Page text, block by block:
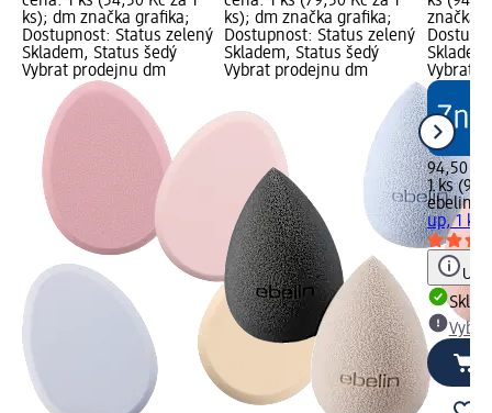
ks); dm značka grafika;
Dostupnost: Status zelený
Skladem, Status šedý
Vybrat prodejnu dm
ks); dm značka grafika;
Dostupnost: Status zelený
Skladem, Status šedý
Vybrat prodejnu dm
značka
Vybrat
94,50 Kč
1 ks
ebelin
up, 1 ks